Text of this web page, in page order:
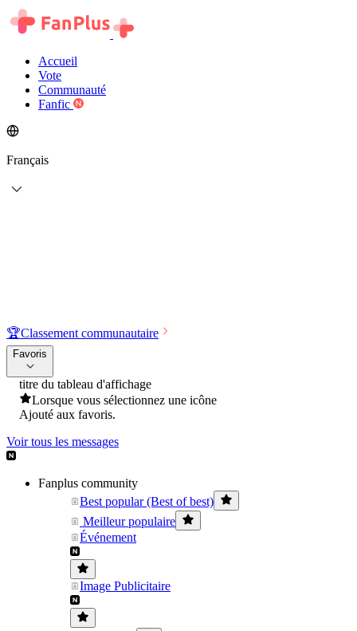
Accueil
Vote
Communauté
Fanfic
Français
🏆Classement communautaire
Favoris
titre du tableau d'affichage
Lorsque vous sélectionnez une icône
Ajouté aux favoris.
Voir tous les messages
Fanplus community
Best popular (Best of best)
Meilleur populaire
Événement
Image Publicitaire